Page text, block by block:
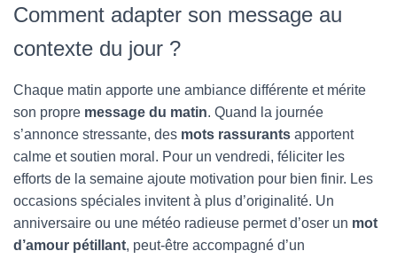
Comment adapter son message au
contexte du jour ?
Chaque matin apporte une ambiance différente et mérite
son propre message du matin. Quand la journée
s’annonce stressante, des mots rassurants apportent
calme et soutien moral. Pour un vendredi, féliciter les
efforts de la semaine ajoute motivation pour bien finir. Les
occasions spéciales invitent à plus d’originalité. Un
anniversaire ou une météo radieuse permet d’oser un mot
d’amour pétillant, peut-être accompagné d’un